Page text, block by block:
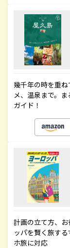
幾千年の時を重
メ、温泉まで。
ガイド！
計画の立て方、
ッパを賢く旅す
ホ旅に対応